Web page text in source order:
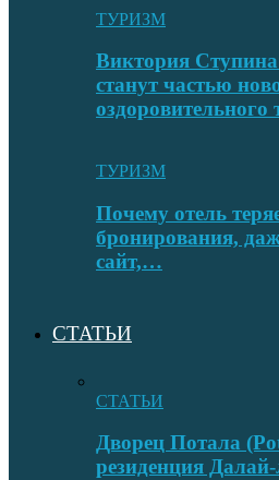
ТУРИЗМ
Виктория
станут частью
оздоровительного
ТУРИЗМ
Почему отель
бронирования,
сайт,…
СТАТЬИ
СТАТЬИ
Дворец Потала
резиденция